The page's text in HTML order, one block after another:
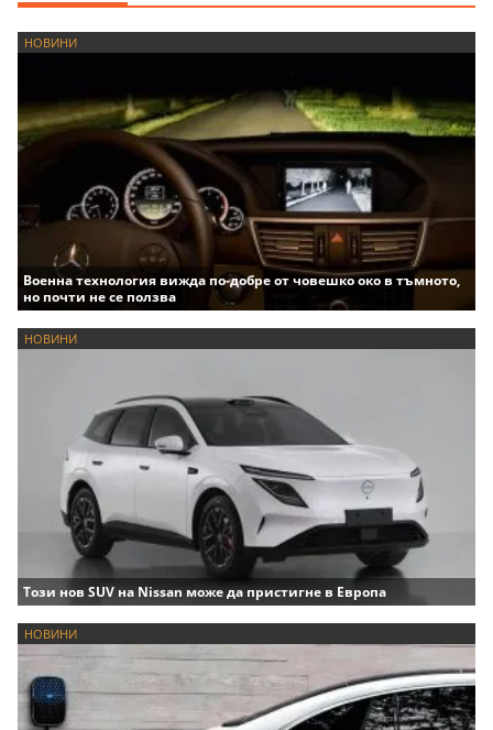
НОВИНИ
Военна технология вижда по-добре от човешко око в тъмното,
но почти не се ползва
НОВИНИ
Този нов SUV на Nissan може да пристигне в Европа
НОВИНИ